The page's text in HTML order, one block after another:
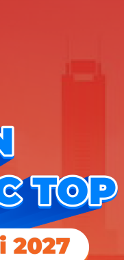
28.14 25.1 19
25.53